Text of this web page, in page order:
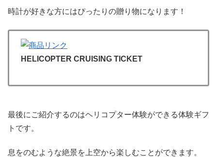
時計が好きな方にはぴったりの贈り物になります！
HELICOPTER CRUISING TICKET
最後にご紹介するのはヘリコプター体験ができる体験ギフ
トです。
息をのむような絶景を上空から楽しむことができます。